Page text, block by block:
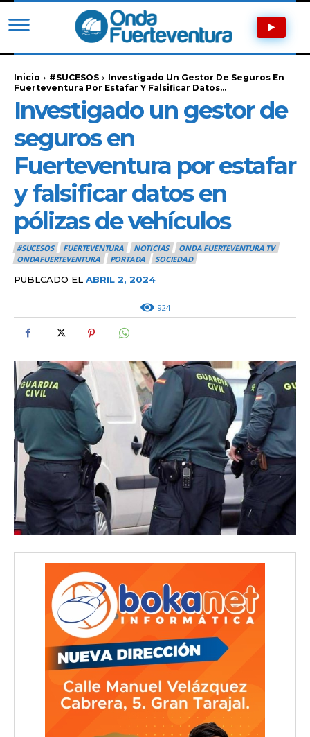
Inicio #SUCESOS
Investigado Un Gestor De Seguros En
Fuerteventura Por Estafar Y Falsificar Datos...
Investigado un gestor de
seguros en
Fuerteventura por estafar
y falsificar datos en
pólizas de vehículos
#SUCESOS FUERTEVENTURA NOTICIAS
ONDA FUERTEVENTURA TV
ONDAFUERTEVENTURA
PORTADA SOCIEDAD
PUBLCADO EL ABRIL 2, 2024
924